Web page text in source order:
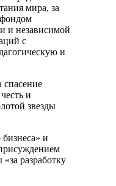
мира, за
и независимой
с
и
и
звезды
и
разработку